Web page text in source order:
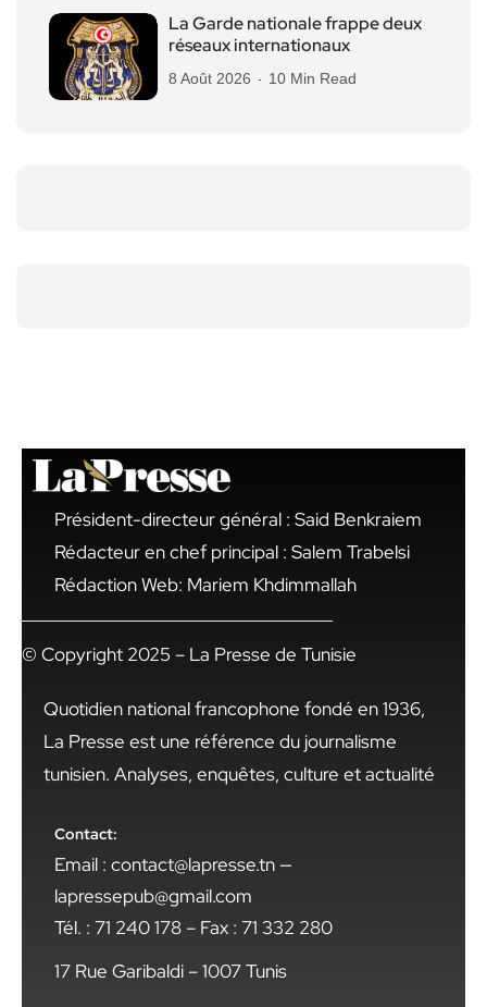
La Garde nationale frappe deux
réseaux internationaux
8 Août 2026 10 Min Read
Président-directeur général : Said Benkraiem
Rédacteur en chef principal : Salem Trabelsi
Rédaction Web: Mariem Khdimmallah
© Copyright 2025 – La Presse de Tunisie
Quotidien national francophone fondé en 1936,
La Presse est une référence du journalisme
tunisien. Analyses, enquêtes, culture et actualité
Contact:
Email : contact@lapresse.tn —
lapressepub@gmail.com
Tél. : 71 240 178 – Fax : 71 332 280
17 Rue Garibaldi – 1007 Tunis